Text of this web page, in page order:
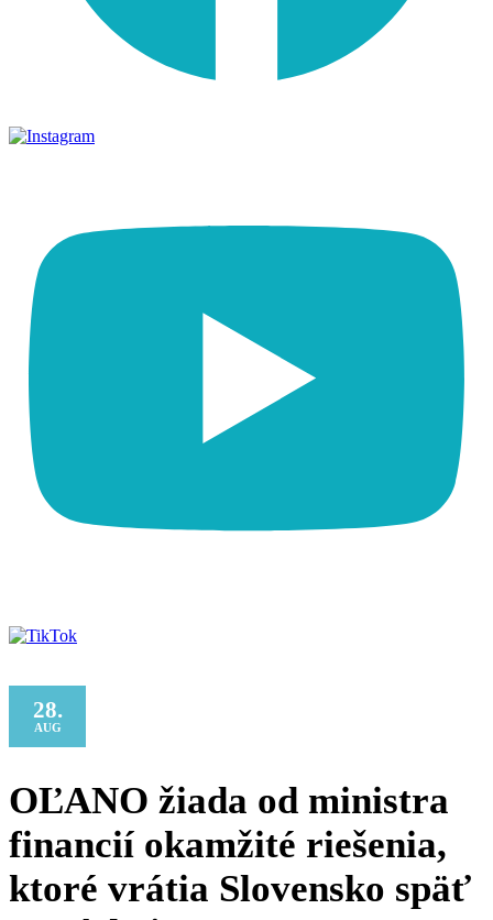
28.
AUG
OĽANO žiada od ministra
financií okamžité riešenia,
ktoré vrátia Slovensko späť